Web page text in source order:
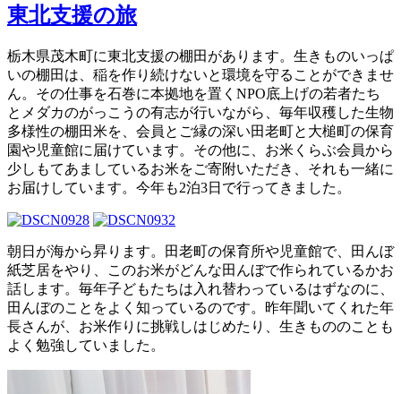
東北支援の旅
栃木県茂木町に東北支援の棚田があります。生きものいっぱ
いの棚田は、稲を作り続けないと環境を守ることができませ
ん。その仕事を石巻に本拠地を置くNPO底上げの若者たち
とメダカのがっこうの有志が行いながら、毎年収穫した生物
多様性の棚田米を、会員とご縁の深い田老町と大槌町の保育
園や児童館に届けています。その他に、お米くらぶ会員から
少しもてあましているお米をご寄附いただき、それも一緒に
お届けしています。今年も2泊3日で行ってきました。
朝日が海から昇ります。田老町の保育所や児童館で、田んぼ
紙芝居をやり、このお米がどんな田んぼで作られているかお
話します。毎年子どもたちは入れ替わっているはずなのに、
田んぼのことをよく知っているのです。昨年聞いてくれた年
長さんが、お米作りに挑戦しはじめたり、生きもののことも
よく勉強していました。